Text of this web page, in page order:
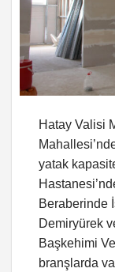
Hatay Valisi
yatak
Beraberinde
Demiryürek
Başkehimi
branşlarda